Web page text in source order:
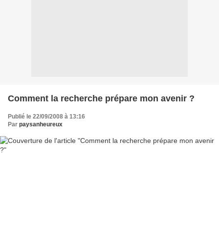
Comment la recherche prépare mon avenir ?
Publié le 22/09/2008 à 13:16
Par paysanheureux